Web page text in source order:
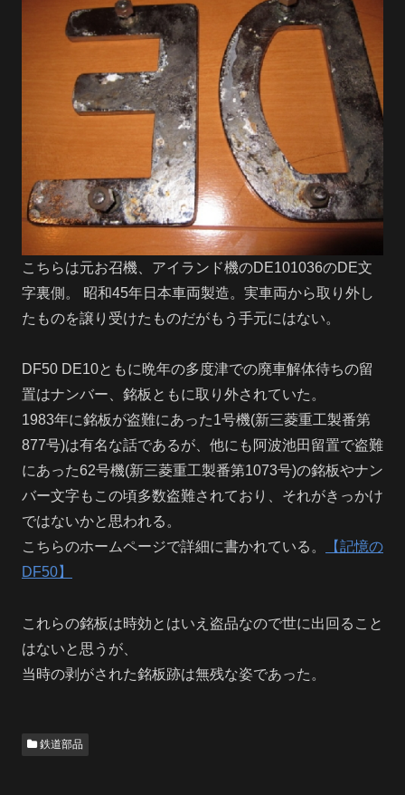
こちらは元お召機、アイランド機のDE101036のDE文
字裏側。 昭和45年日本車両製造。実車両から取り外し
たものを譲り受けたものだがもう手元にはない。
DF50 DE10ともに晩年の多度津での廃車解体待ちの留
置はナンバー、銘板ともに取り外されていた。
1983年に銘板が盗難にあった1号機(新三菱重工製番第
877号)は有名な話であるが、他にも阿波池田留置で盗難
にあった62号機(新三菱重工製番第1073号)の銘板やナン
バー文字もこの頃多数盗難されており、それがきっかけ
ではないかと思われる。
こちらのホームページで詳細に書かれている。
【記憶の
DF50】
これらの銘板は時効とはいえ盗品なので世に出回ること
はないと思うが、
当時の剥がされた銘板跡は無残な姿であった。
鉄道部品